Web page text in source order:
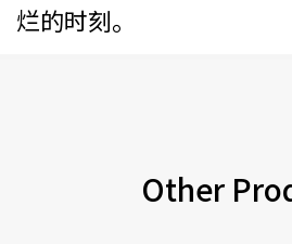
烂的时刻。
Other